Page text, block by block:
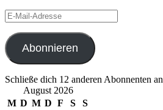
E-
Mail-
Adresse
Abonnieren
Schließe dich 12 anderen Abonnenten an
August 2026
M D M D F S
S